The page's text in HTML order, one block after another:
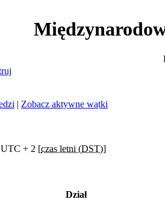
| Zobacz aktywne wątki
UTC + 2 [czas letni (DST)]
Dział